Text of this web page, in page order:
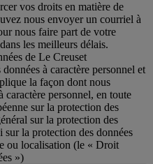
vos droits en matière de
nous envoyer un courriel à
nous faire part de votre
les meilleurs délais.
de Le Creuset
à caractère personnel et
la façon dont nous
caractère personnel, en toute
sur la protection des
sur la protection des
la protection des données
ou localisation (le « Droit
»)